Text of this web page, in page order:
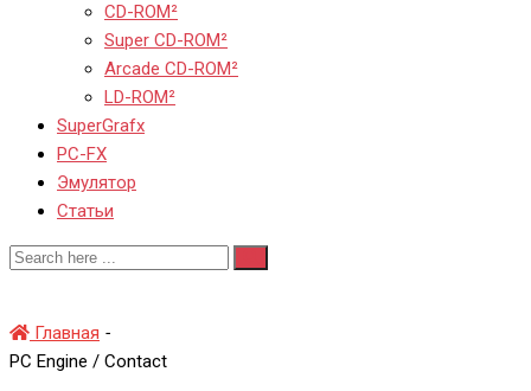
CD-ROM²
Super CD-ROM²
Arcade CD-ROM²
LD-ROM²
SuperGrafx
PC-FX
Эмулятор
Статьи
Главная -
PC Engine / Contact